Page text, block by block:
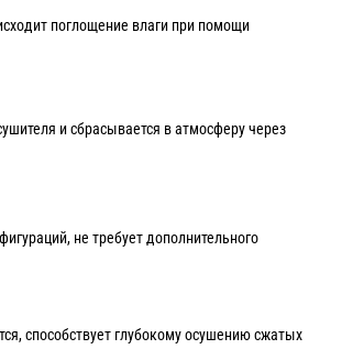
поглощение влаги при помощи
и сбрасывается в атмосферу через
не требует дополнительного
способствует глубокому осушению сжатых